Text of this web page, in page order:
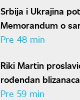
Srbija i Ukrajina
Memorandum o
oblasti zdravlja
Pre 48 min
Riki Martin
rođendan
zašto imaju dva oca"
Pre 59 min